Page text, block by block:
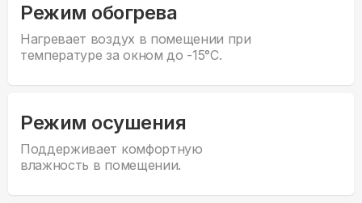
Режим обогрева
Нагревает воздух в помещении при
температуре за окном до -15°С.
Режим осушения
Поддерживает комфортную
влажность в помещении.